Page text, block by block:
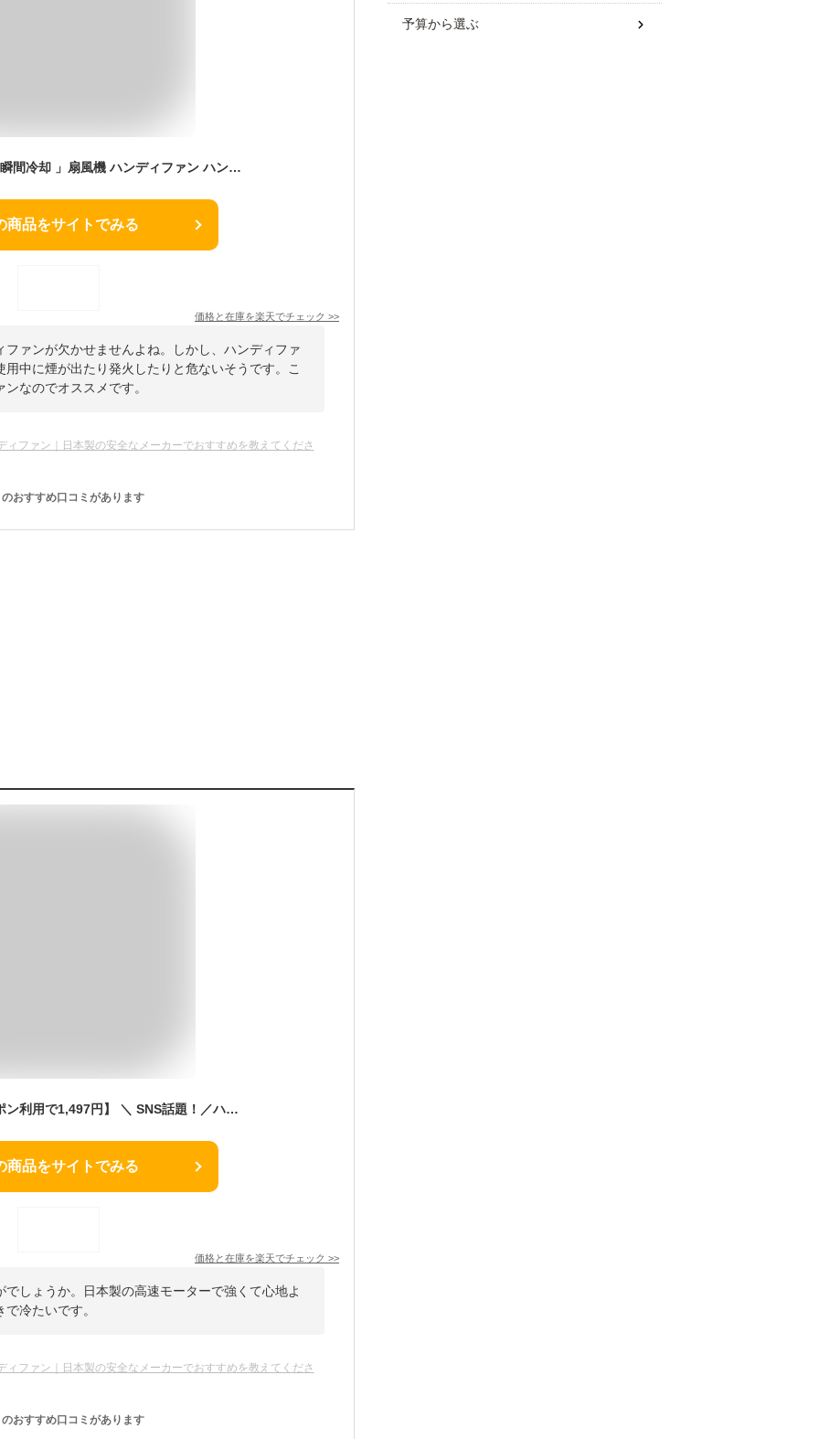
「新色登場」「 -28℃瞬間冷却 」扇風機 ハンディファン ハンディ扇風機 冷却プレート 首掛け 冷却 暴風 手持ち扇風機 1台4役 100段階 日本製高速モーター 静音 小型扇風機 大風量 長時間 首掛け扇風機 折りたたみ 携帯扇風機
商品をサイトでみる
価格と在庫を楽天でチェック >>
ァンが欠かせませんよね。しかし、ハンディファ
中に煙が出たり発火したりと危ないそうです。こ
なのでオススメです。
ィファン｜日本製の安全なメーカーでおすすめを教えてくださ
のおすすめ口コミがあります
【最大70％OFFクーポン利用で1,497円】 ＼ SNS話題！／ハンディーファン 冷却 携帯扇風機 ‐26℃ 7000mAh大容量 冷却プレート 手持ち扇風機 ミニ ハンディファン 4WAY 氷感 199段階 ハンディ扇風機5枚羽 高速暴風 ミニ扇風機 小型 卓上 強風 日本製高速モーター 軽量
商品をサイトでみる
価格と在庫を楽天でチェック >>
しょうか。日本製の高速モーターで強くて心地よ
冷たいです。
ィファン｜日本製の安全なメーカーでおすすめを教えてくださ
のおすすめ口コミがあります
予算から選ぶ